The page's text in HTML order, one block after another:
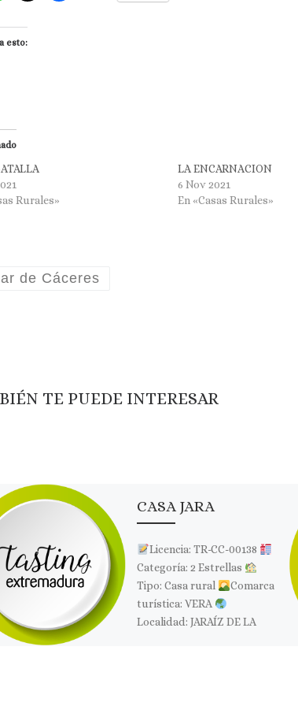
esto:
Rurales»
LA ENCARNACION
6 Nov 2021
En «Casas Rurales»
de Cáceres
TE PUEDE INTERESAR
CASA JARA
Licencia: TR-CC-00138
Categoría: 2 Estrellas
Tipo: Casa rural
Comarca
turística: VERA
Localidad: JARAÍZ DE LA